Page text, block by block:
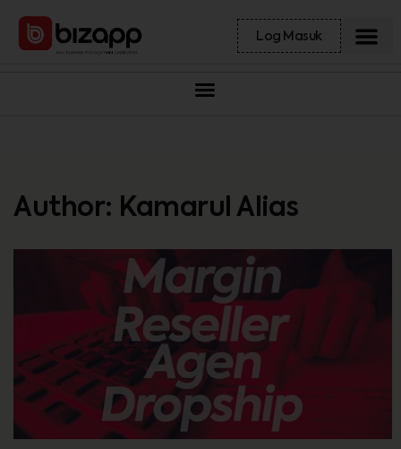
Log Masuk
Author: Kamarul Alias